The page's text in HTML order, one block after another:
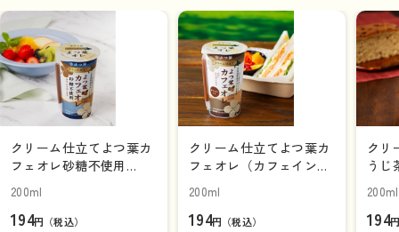
クリーム仕立てよつ葉カ
フェオレ砂糖不使用
（200ml）【カップ飲
料】
200ml
194円（税込）
クリーム仕立てよつ葉カ
フェオレ（カフェインレ
ス）（200ml）【カップ
飲料】
200ml
194円（税込）
クリ
うじ
【カ
200ml
194